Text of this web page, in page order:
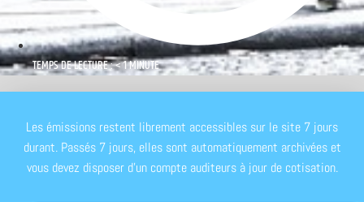
TEMPS DE LECTURE : < 1 MINUTE
Les émissions restent librement accessibles sur le site 7 jours
durant. Passés 7 jours, elles sont automatiquement archivées et
vous devez disposer d'un compte auditeurs à jour de cotisation.